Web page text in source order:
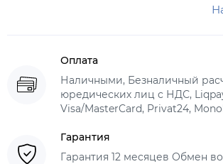
Оплата
Наличными, Безналичный
юредических лиц с НДС,
Visa/MasterCard, Privat24,
Гарантия
Гарантия 12 месяцев Обмен